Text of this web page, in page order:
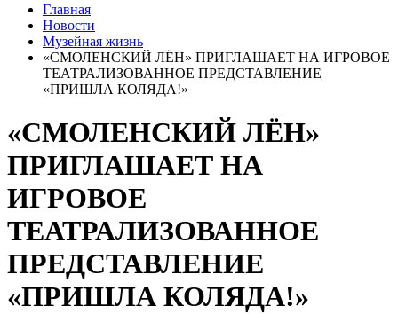
Главная
Новости
Музейная жизнь
«СМОЛЕНСКИЙ ЛЁН» ПРИГЛАШАЕТ НА ИГРОВОЕ
ТЕАТРАЛИЗОВАННОЕ ПРЕДСТАВЛЕНИЕ
«ПРИШЛА КОЛЯДА!»
«СМОЛЕНСКИЙ ЛЁН»
ПРИГЛАШАЕТ НА
ИГРОВОЕ
ТЕАТРАЛИЗОВАННОЕ
ПРЕДСТАВЛЕНИЕ
«ПРИШЛА КОЛЯДА!»